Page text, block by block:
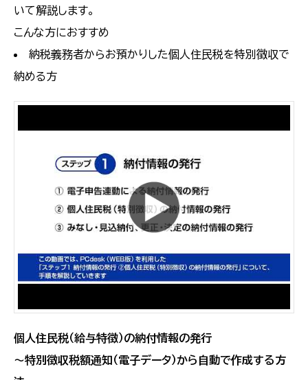
いて解説します。
こんな方におすすめ
納税義務者からお預かりした個人住民税を特別徴収で
納める方
個人住民税（給与特徴）の納付情報の発行
～特別徴収税額通知（電子データ）から自動で作成する方